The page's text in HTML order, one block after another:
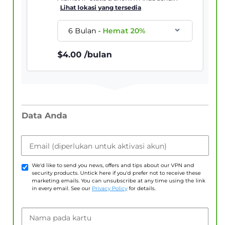
Lihat lokasi yang tersedia
6 Bulan- Hemat20%
$4.00 /bulan
Data Anda
Email (diperlukan untuk aktivasi akun)
We'd like to send you news, offers and tips about our VPN and
security products. Untick here if you'd prefer not to receive these
marketing emails. You can unsubscribe at any time using the link
in every email. See our Privacy Policy for details.
Nama pada kartu